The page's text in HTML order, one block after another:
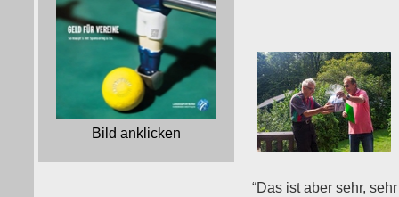
Bild anklicken
“Das ist aber sehr,